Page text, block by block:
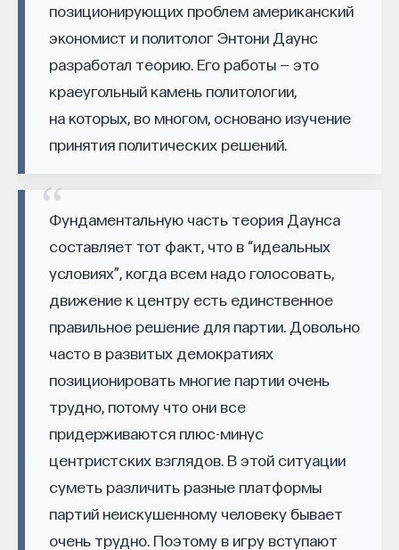
позиционирующих проблем американский
экономист и политолог Энтони Даунс
разработал теорию. Его работы — это
краеугольный камень политологии,
на которых, во многом, основано изучение
принятия политических решений.
Фундаментальную часть теория Даунса
составляет тот факт, что в “идеальных
условиях”, когда всем надо голосовать,
движение к центру есть единственное
правильное решение для партии. Довольно
часто в развитых демократиях
позиционировать многие партии очень
трудно, потому что они все
придерживаются плюс-минус
центристских взглядов. В этой ситуации
суметь различить разные платформы
партий неискушенному человеку бывает
очень трудно. Поэтому в игру вступают
Автор курса:Михаил Полуэктов— врач-
сомнолог, доцент кафедры нервных
болезней и нейрохирургии Первого МГМУ
им. И. М. Сеченова, заведующий отделением
медицины сна университетской клинической
больницы № 3.
3/10/2025
НАПИСАТЬ НАМ
НАД МАТЕРИАЛОМ РАБОТАЛИ
МГМУ им. И. М. Сеченова
МЕДИЦИНА
650 публикаций
МЕДИЦИНА СОН СОМНОЛОГИЯ